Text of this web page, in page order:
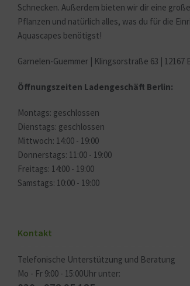
Schnecken. Außerdem bieten wir dir eine
Pflanzen und natürlich alles, was du für die
Aquascapes benötigst!
Garnelen-Guemmer | Klingsorstraße 63 | 12167
Öffnungszeiten Ladengeschäft Berlin:
Montags: geschlossen
Dienstags: geschlossen
Mittwoch: 14:00 - 19:00
Donnerstags: 11:00 - 19:00
Freitags: 14:00 - 19:00
Samstags: 10:00 - 19:00
Kontakt
Telefonische Unterstützung und Beratung
Mo - Fr 9:00 - 15:00Uhr unter: